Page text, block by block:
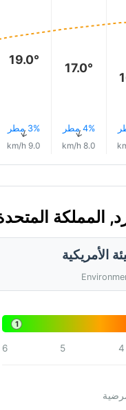
17.0°
4% مطر↑
8.0 km/h
19.0°
3% مطر↑
9.0 km/h
الأمريكية
1
4
5
6